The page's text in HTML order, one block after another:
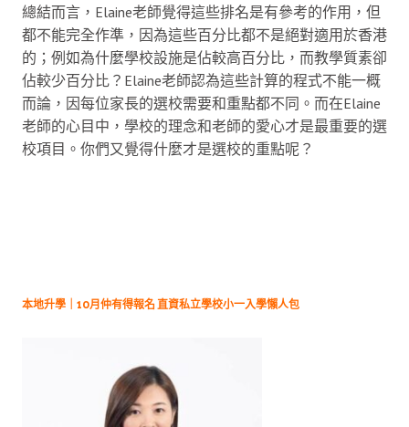
總結而言，Elaine老師覺得這些排名是有參考的作用，但
都不能完全作準，因為這些百分比都不是絕對適用於香港
的；例如為什麼學校設施是佔較高百分比，而教學質素卻
佔較少百分比？Elaine老師認為這些計算的程式不能一概
而論，因每位家長的選校需要和重點都不同。而在Elaine
老師的心目中，學校的理念和老師的愛心才是最重要的選
校項目。你們又覺得什麼才是選校的重點呢？
本地升學｜10月仲有得報名 直資私立學校小一入學懶人包